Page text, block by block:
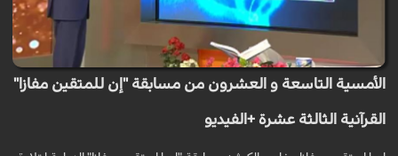
الأمسية التاسعة و العشرون من مسابقة "إن للمتقين مفازا"
القرآنية الثالثة عشرة +الفيديو